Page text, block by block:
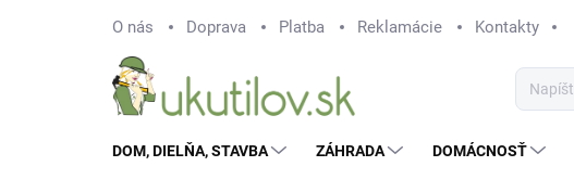
O nás Doprava Platba Reklamácie Kontakty
DOM, DIELŇA, STAVBA ZÁHRADA DOMÁCNOSŤ